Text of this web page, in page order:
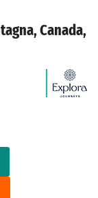
Canada,